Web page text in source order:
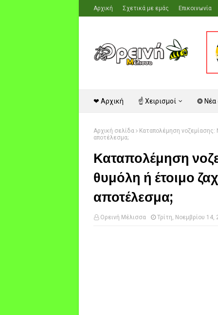
Αρχική Σχετικά με εμάς Επικοινωνία
❤ Αρχική ☝ Χειρισμοί ❂ Νέα
Αρχική σελίδα
Καταπολέμηση νοζεμίασης:
αποτέλεσμα;
Καταπολέμηση
θυμόλη ή έτοιμο
αποτέλεσμα;
Ορεινή Μέλισσα Τρίτη, Νοεμβρίου 14,